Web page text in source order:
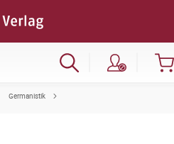
Germanistik